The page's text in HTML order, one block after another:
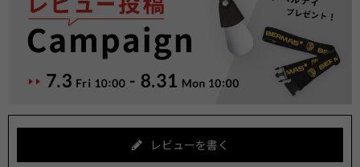
レビューを書く